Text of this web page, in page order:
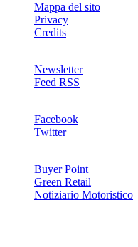
Mappa del sito
Privacy
Credits
Newsletter
Feed RSS
Facebook
Twitter
Buyer Point
Green Retail
Notiziario Motoristico